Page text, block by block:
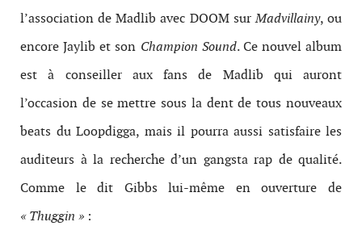
l’association de Madlib avec DOOM surMadvillainy, ou
encore Jaylib et son Champion Sound. Ce nouvel album
est à conseiller aux fans de Madlib qui auront
l’occasion de se mettre sous la dent de tous nouveaux
beats du Loopdigga, mais il pourra aussi satisfaire les
auditeurs à la recherche d’un gangsta rap de qualité.
Comme le dit Gibbs lui-même en ouverture de
« Thuggin » :